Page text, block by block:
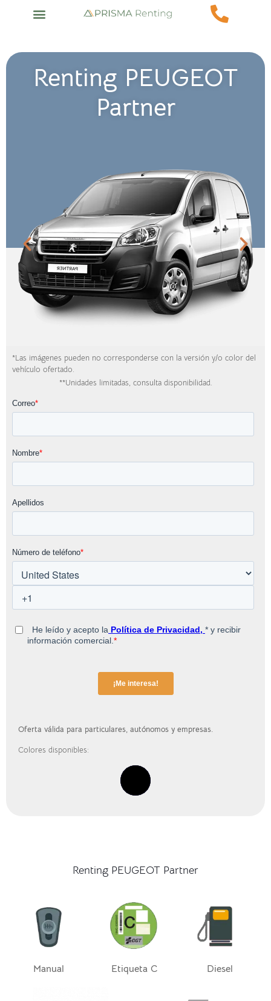
Renting PEUGEOT
Partner
*Las imágenes pueden no corresponderse con la versión y/o color del
vehículo ofertado.
**Unidades limitadas, consulta disponibilidad.
Oferta válida para particulares, autónomos y empresas.
Colores disponibles:
Renting PEUGEOT Partner
Manual Etiqueta C Diesel